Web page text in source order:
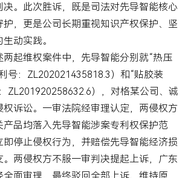
决。此次胜诉，既是司法对先导智能核心
，更是公司长期重视知识产权保护、坚
动实践。
两起维权案件中，先导智能分别就“热压
号：ZL202021435818.3）和“贴胶装
ZL201920258632.6），对格某公司、诚
权诉讼。一审法院经审理认定，两侵权方
产品均落入先导智能涉案专利权保护范
即停止侵权行为，并赔偿先导智能经济损
。两侵权方不服一审判决提起上诉，广东
面审理，最终驳回全部上诉、维持原